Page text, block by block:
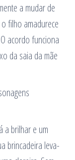
a mudar de
filho amadurece
acordo funciona
da saia da mãe
a brilhar e um
brincadeira leva-